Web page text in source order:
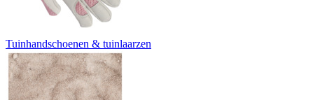
Tuinhandschoenen & tuinlaarzen